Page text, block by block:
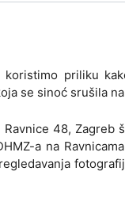
priliku
se sinoć srušila
48, Zagreb
a na